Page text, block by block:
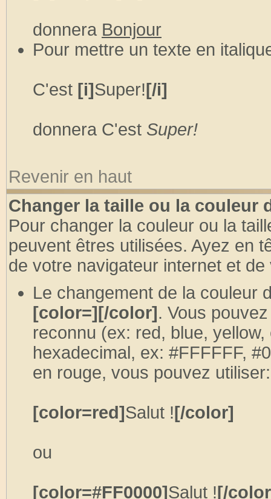
donnera Bonjour
Pour mettre un texte en
C'est [i]Super![/i]
donnera C'est Super!
Revenir en haut
Changer la taille ou la couleur
Pour changer la couleur ou la
peuvent êtres utilisées. Ayez en
de votre navigateur internet et
Le changement de la couleur
[color=][/color]. Vous
reconnu (ex: red, blue,
hexadecimal, ex: #FFFFFF,
en rouge, vous pouvez utiliser:
[color=red]Salut ![/color]
ou
[color=#FF0000]Salut ![/